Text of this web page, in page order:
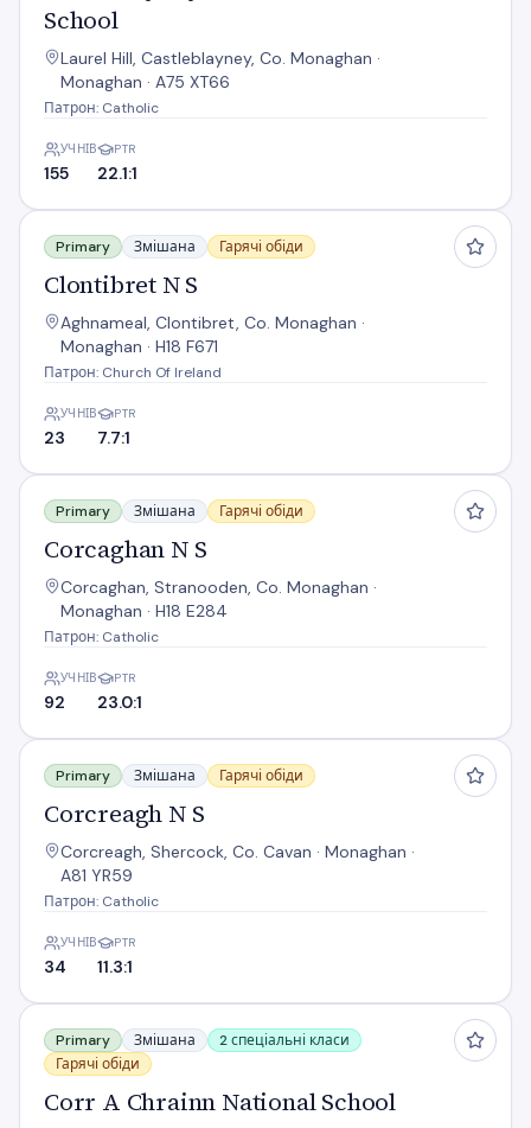
School
Laurel Hill, Castleblayney, Co. Monaghan ·
Monaghan · A75 XT66
Патрон: Catholic
УЧНІВ
155
PTR
22.1:1
Clontibret N S
Primary Змішана Гарячі обіди
Clontibret N S
Aghnameal, Clontibret, Co. Monaghan ·
Monaghan · H18 F671
Патрон: Church Of Ireland
УЧНІВ
23
PTR
7.7:1
Corcaghan N S
Primary Змішана Гарячі обіди
Corcaghan N S
Corcaghan, Stranooden, Co. Monaghan ·
Monaghan · H18 E284
Патрон: Catholic
УЧНІВ
92
PTR
23.0:1
Corcreagh N S
Primary Змішана Гарячі обіди
Corcreagh N S
Corcreagh, Shercock, Co. Cavan · Monaghan ·
A81 YR59
Патрон: Catholic
УЧНІВ
34
PTR
11.3:1
Corr A Chrainn National School
Primary Змішана
2 спеціальні класи
Гарячі обіди
Corr A Chrainn National School